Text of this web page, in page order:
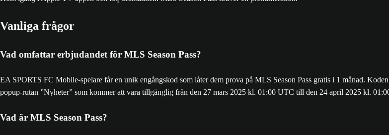
Vanliga frågor
Vad omfattar erbjudandet för MLS Season Pass?
EA SPORTS FC Mobile-spelare får en unik engångskod som låter dem prova på MLS Season Pass gratis i 1 månad.
popup-rutan ”Nyheter” som kommer att vara tillgänglig från den 27 mars 2025 kl. 01:00 UTC till den 24 april 2025 kl.
Vad är MLS Season Pass?